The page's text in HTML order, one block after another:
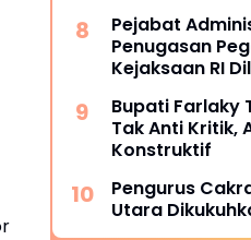
Pejabat
Penugasan
Kejaksaan RI
Bupati Farlaky
Tak Anti Kritik,
Konstruktif
Pengurus
Utara